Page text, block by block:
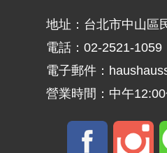
地址： 台北市中山區
電話： 02-2521-1059
電子郵件：
營業時間：中午